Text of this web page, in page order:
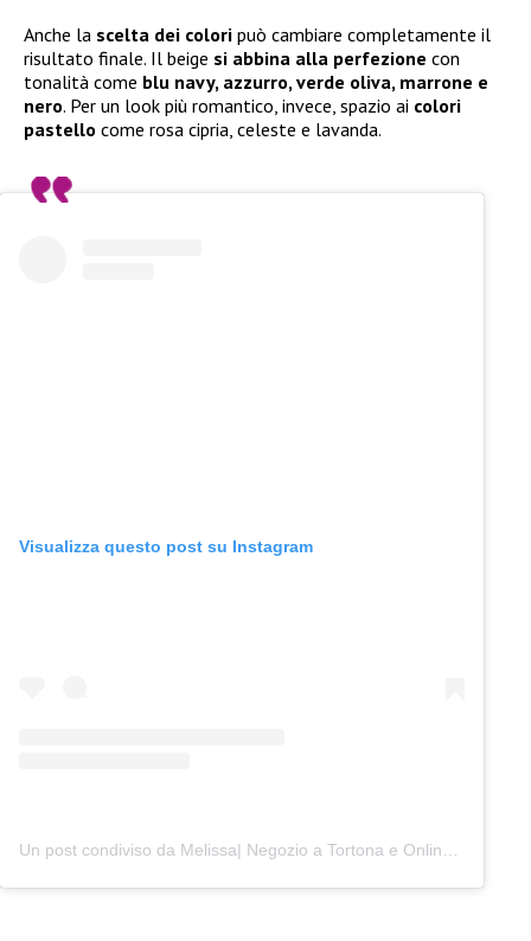
Anche la scelta dei colori può cambiare completamente il
risultato finale. Il beige si abbina alla perfezione con
tonalità come blu navy, azzurro, verde oliva, marrone e
nero. Per un look più romantico, invece, spazio ai colori
pastello come rosa cipria, celeste e lavanda.
Visualizza questo post su Instagram
Un post condiviso da Melissa| Negozio a Tortona e Online (@junocreativelab)